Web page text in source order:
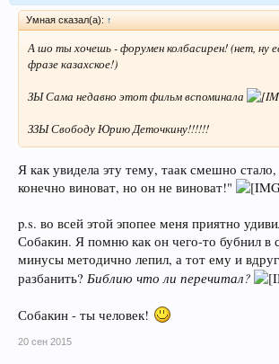
Умная сказал(а): ↑
А шо ты хочешь - форумен колбасирен! (нет, ну
фразе казахское!)
ЗЫ Сама недавно этот фильм вспоминала
ЗЗЫ Свободу Юрию Деточкину!!!!!!
Я как увидела эту тему, таак смешно
конечно виноват, но он не виноват!"
p.s. во всей этой эпопее меня приятно
Собакин. Я помню как он чего-то бубнил в
минусы методично лепил, а тот ему и
разбанить? Библию что ли перечитал?
Собакин - ты человек!
20 сен 2015